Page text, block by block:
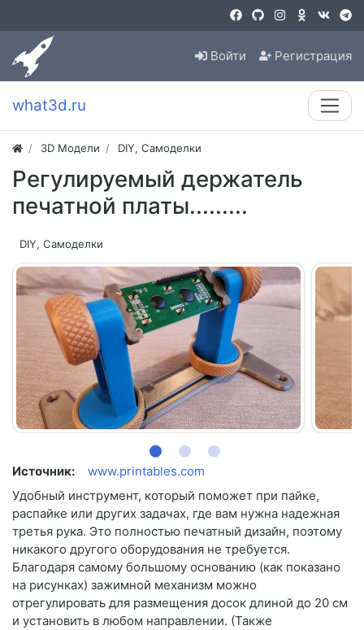
Войти Регистрация
what3d.ru
3D Модели DIY, Самоделки
Регулируемый держатель
печатной платы.........
DIY, Самоделки
Источник:
www.printables.com
Удобный инструмент, который поможет при пайке,
распайке или других задачах, где вам нужна надежная
третья рука. Это полностью печатный дизайн, поэтому
никакого другого оборудования не требуется.
Благодаря самому большому основанию (как показано
на рисунках) зажимной механизм можно
отрегулировать для размещения досок длиной до 20 см
и установить в любом направлении. (Также